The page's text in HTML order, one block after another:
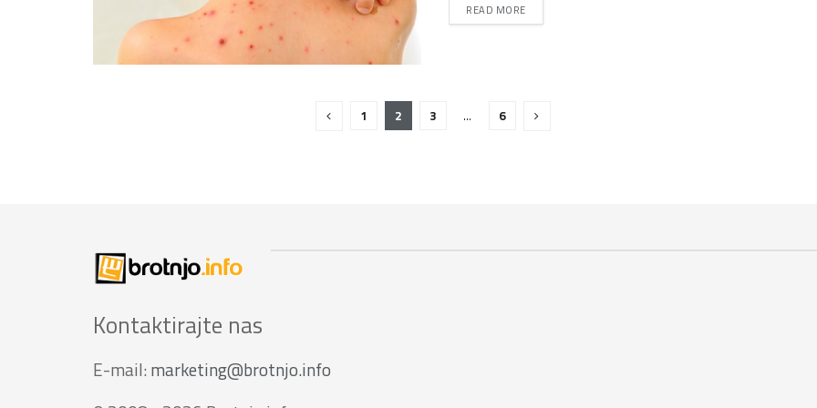
READ MOREDETAILS
1 2 3 … 6
Kontaktirajte nas
E-mail: marketing@brotnjo.info